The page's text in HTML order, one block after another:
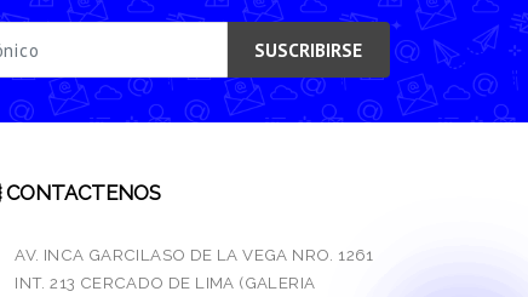
SUSCRIBIRSE
CONTACTENOS
AV. INCA GARCILASO DE LA VEGA NRO. 1261
INT. 213 CERCADO DE LIMA (GALERIA